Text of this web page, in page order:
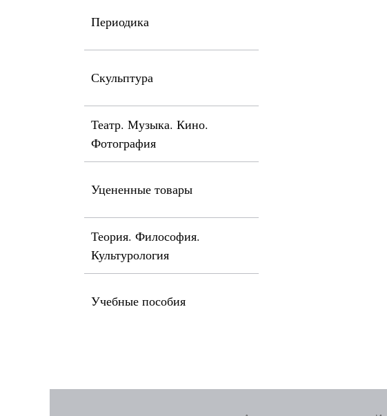
Периодика
Скульптура
Театр. Музыка. Кино.
Фотография
Уцененные товары
Теория. Философия.
Культурология
Учебные пособия